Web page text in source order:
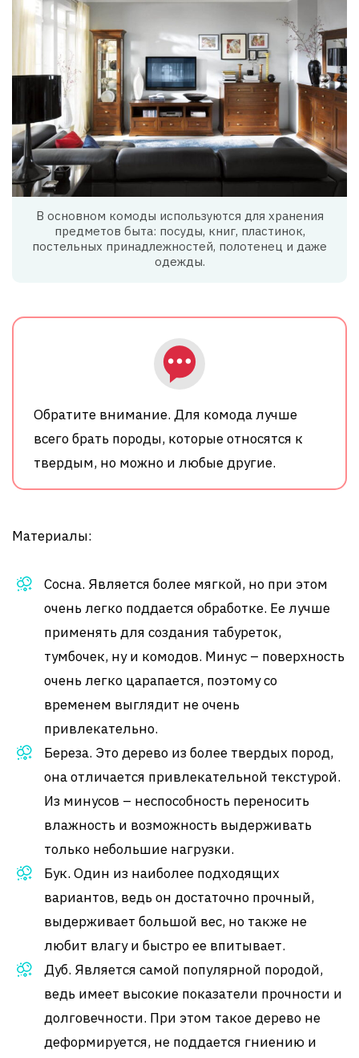
В основном комоды используются для хранения
предметов быта: посуды, книг, пластинок,
постельных принадлежностей, полотенец и даже
одежды.
Обратите внимание. Для комода лучше
всего брать породы, которые относятся к
твердым, но можно и любые другие.
Материалы:
Сосна. Является более мягкой, но при этом
очень легко поддается обработке. Ее лучше
применять для создания табуреток,
тумбочек, ну и комодов. Минус – поверхность
очень легко царапается, поэтому со
временем выглядит не очень
привлекательно.
Береза. Это дерево из более твердых пород,
она отличается привлекательной текстурой.
Из минусов – неспособность переносить
влажность и возможность выдерживать
только небольшие нагрузки.
Бук. Один из наиболее подходящих
вариантов, ведь он достаточно прочный,
выдерживает большой вес, но также не
любит влагу и быстро ее впитывает.
Дуб. Является самой популярной породой,
ведь имеет высокие показатели прочности и
долговечности. При этом такое дерево не
деформируется, не поддается гниению и